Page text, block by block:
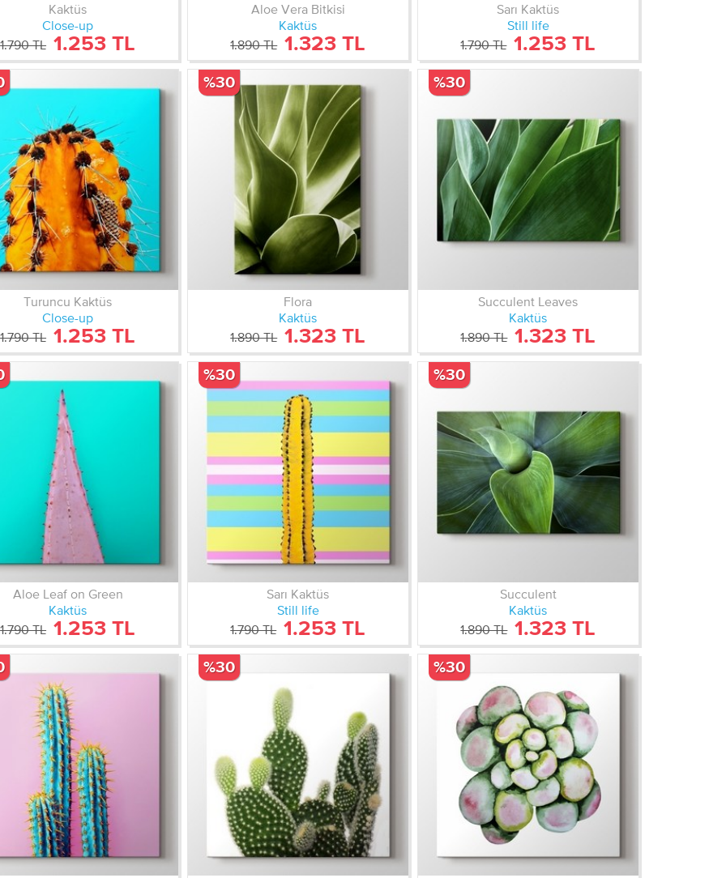
Kaktüs
Close-up
1.790 TL 1.253 TL
Aloe Vera Bitkisi
Kaktüs
1.890 TL 1.323 TL
Sarı Kaktüs
Still life
1.790 TL 1.253 TL
Turuncu Kaktüs
Close-up
1.790 TL 1.253 TL
Flora
Kaktüs
1.890 TL 1.323 TL
%30
Succulent Leaves
Kaktüs
1.890 TL 1.323 TL
%30
Aloe Leaf on Green
Kaktüs
1.790 TL 1.253 TL
Sarı Kaktüs
Still life
1.790 TL 1.253 TL
%30
Succulent
Kaktüs
1.890 TL 1.323 TL
%30
%30 %30